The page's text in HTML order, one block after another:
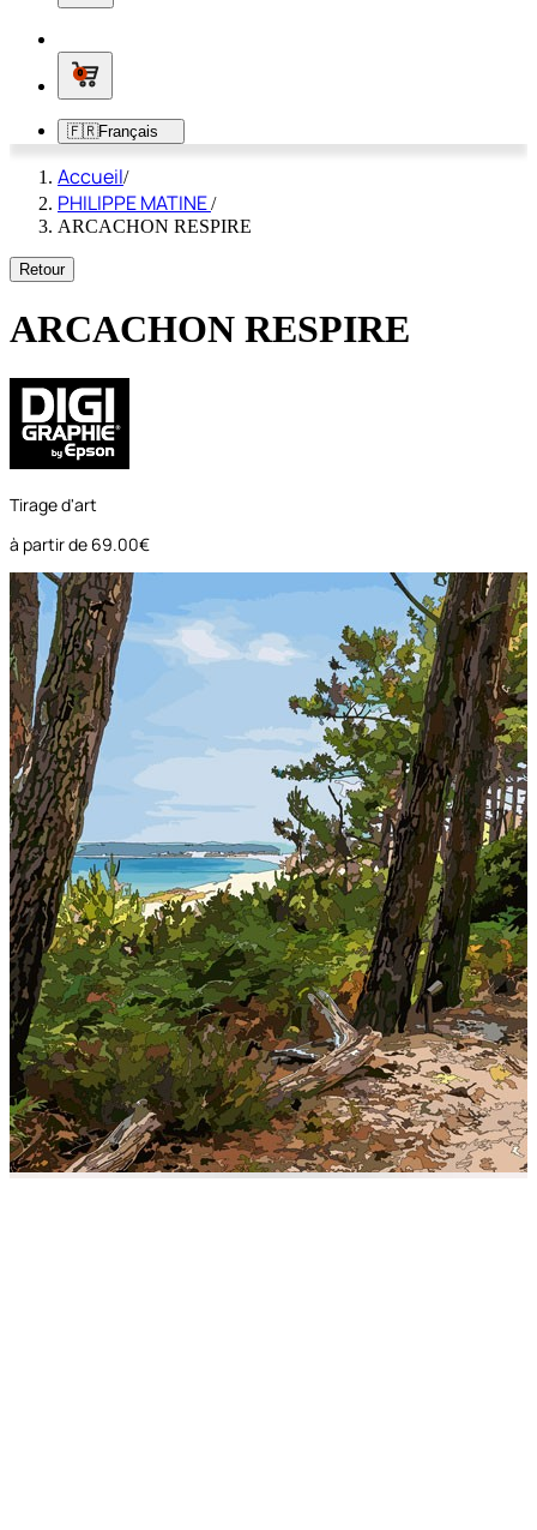
0
🇫🇷Français
Accueil/
PHILIPPE MATINE/
ARCACHON RESPIRE
Retour
ARCACHON RESPIRE
Tirage d'art
à partir de 69.00€